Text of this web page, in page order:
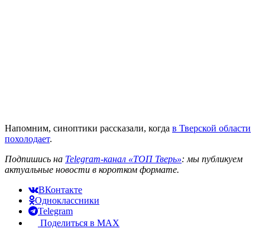
Напомним, синоптики рассказали, когда в Тверской области
похолодает.
Подпишись на Telegram-канал «ТОП Тверь»: мы публикуем
актуальные новости в коротком формате.
ВКонтакте
Одноклассники
Telegram
Поделиться в MAX